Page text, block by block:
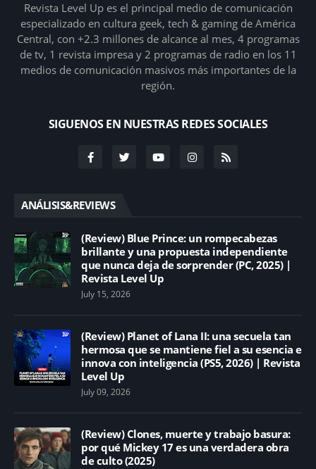
Revista Level Up es el principal medio de comunicación
especializado en cultura geek, tech & gaming de América
Central, con +2.3 millones de alcance al mes, 4 programas
de tv, 1 revista impresa y 2 programas de radio en los 11
medios de comunicación masivos más importantes de la
región.
SIGUENOS EN NUESTRAS REDES SOCIALES
ANÁLISIS&REVIEWS
(Review) Blue Prince: un rompecabezas
brillante y una propuesta independiente
que nunca deja de sorprender (PC, 2025) |
Revista Level Up
July 15, 2026
(Review) Planet of Lana II: una secuela tan
hermosa que se mantiene fiel a su esencia e
innova con inteligencia (PS5, 2026) | Revista
Level Up
July 09, 2026
(Review) Clones, muerte y trabajo basura:
por qué Mickey 17 es una verdadera obra
de culto (2025)